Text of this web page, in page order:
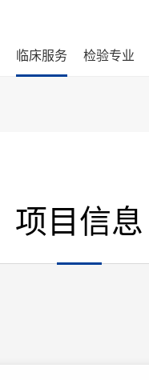
临床服务 检验专业
项目信息